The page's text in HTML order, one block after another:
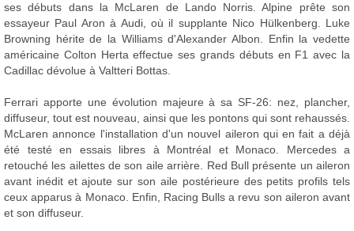
ses débuts dans la McLaren de Lando Norris. Alpine prête son
essayeur Paul Aron à Audi, où il supplante Nico Hülkenberg. Luke
Browning hérite de la Williams d'Alexander Albon. Enfin la vedette
américaine Colton Herta effectue ses grands débuts en F1 avec la
Cadillac dévolue à Valtteri Bottas.
Ferrari apporte une évolution majeure à sa SF-26: nez, plancher,
diffuseur, tout est nouveau, ainsi que les pontons qui sont rehaussés.
McLaren annonce l'installation d'un nouvel aileron qui en fait a déjà
été testé en essais libres à Montréal et Monaco. Mercedes a
retouché les ailettes de son aile arrière. Red Bull présente un aileron
avant inédit et ajoute sur son aile postérieure des petits profils tels
ceux apparus à Monaco. Enfin, Racing Bulls a revu son aileron avant
et son diffuseur.